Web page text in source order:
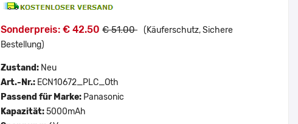
Sonderpreis: € 42.50 € 51.00 (Käuferschutz, Sichere
Bestellung)
Zustand: Neu
Art.-Nr.: ECN10672_PLC_Oth
Passend für Marke: Panasonic
Kapazität:5000mAh